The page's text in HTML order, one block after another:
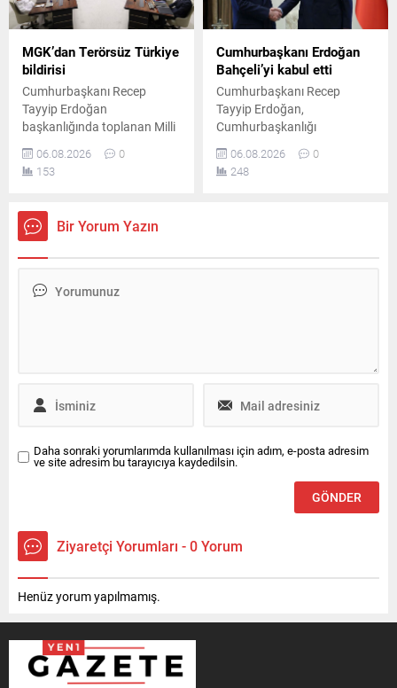
MGK’dan Terörsüz Türkiye
bildirisi
Cumhurbaşkanı Recep
Tayyip Erdoğan
başkanlığında toplanan Milli
Güvenlik Kurulu'nun
ardından yayımlanan
bildiride, "Terörsüz Türkiye"
hedeflerine yönelik
çalışmaların kararlılıkla
06.08.2026
0
153
Cumhurbaşkanı Erdoğan
Bahçeli’yi kabul etti
Cumhurbaşkanı Recep
Tayyip Erdoğan,
Cumhurbaşkanlığı
Külliyesi'nde MHP Genel
Başkanı Devlet Bahçeli ile bir
araya geldi. Yaklaşık 45
06.08.2026
0
248
Bir Yorum Yazın
Daha sonraki yorumlarımda kullanılması için adım, e-posta adresim
ve site adresim bu tarayıcıya kaydedilsin.
Ziyaretçi Yorumları - 0 Yorum
Henüz yorum yapılmamış.